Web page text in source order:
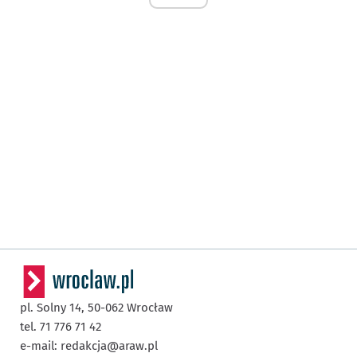
pl. Solny 14, 50-062 Wrocław
tel. 71 776 71 42
e-mail: redakcja@araw.pl